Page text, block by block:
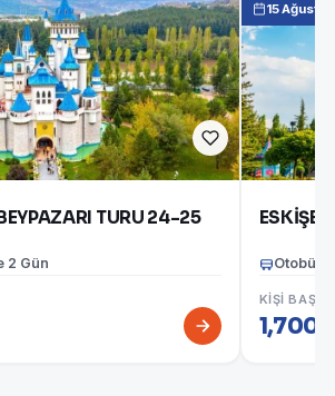
TURU 24-25
2 Gün
15
Otobüs
KIŞI BAŞI
1,700 ₺